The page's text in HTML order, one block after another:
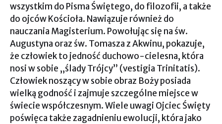
wszystkim do Pisma Świętego, do filozofii, a także
do ojców Kościoła. Nawiązuje również do
nauczania Magisterium. Powołując się na św.
Augustyna oraz św. Tomasza z Akwinu, pokazuje,
że człowiek to jedność duchowo-cielesna, która
nosi w sobie „ślady Trójcy” (vestigia Trinitatis).
Człowiek noszący w sobie obraz Boży posiada
wielką godność i zajmuje szczególne miejsce w
świecie współczesnym. Wiele uwagi Ojciec Święty
poświęca także zagadnieniu ewolucji, która jako